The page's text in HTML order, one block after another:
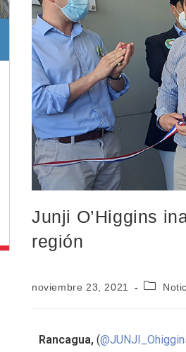
Junji O’Higgins
región
noviembre 23, 2021
Rancagua, (